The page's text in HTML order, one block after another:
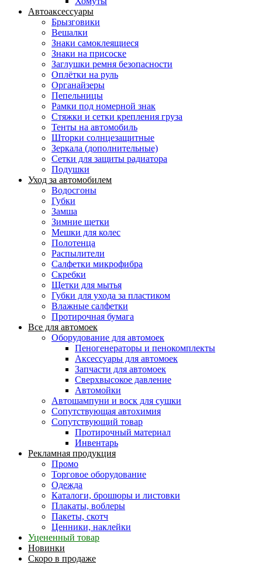
Автоаксессуары
Брызговики
Вешалки
Знаки самоклеящиеся
Знаки на присоске
Заглушки ремня безопасности
Оплётки на руль
Органайзеры
Пепельницы
Рамки под номерной знак
Стяжки и сетки крепления груза
Тенты на автомобиль
Шторки солнцезащитные
Зеркала (дополнительные)
Сетки для защиты радиатора
Подушки
Уход за автомобилем
Водосгоны
Губки
Замша
Зимние щетки
Мешки для колес
Полотенца
Распылители
Салфетки микрофибра
Скребки
Щетки для мытья
Губки для ухода за пластиком
Влажные салфетки
Протирочная бумага
Все для автомоек
Оборудование для автомоек
Пеногенераторы и пенокомплекты
Аксессуары для автомоек
Запчасти для автомоек
Сверхвысокое давление
Автомойки
Автошампуни и воск для сушки
Сопутствующая автохимия
Сопутствующий товар
Протирочный материал
Инвентарь
Рекламная продукция
Промо
Торговое оборудование
Одежда
Каталоги, брошюры и листовки
Плакаты, воблеры
Пакеты, скотч
Ценники, наклейки
Уцененный товар
Новинки
Скоро в продаже